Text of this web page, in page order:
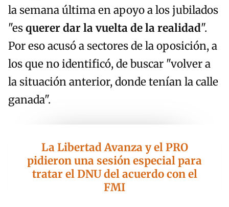
la semana última en apoyo a los jubilados
"esquerer dar la vuelta de la realidad".
Por eso acusó a sectores de la oposición, a
los que no identificó, de buscar "volver a
la situación anterior, donde tenían la calle
ganada".
La Libertad Avanza y el PRO
pidieron una sesión especial para
tratar el DNU del acuerdo con el
FMI